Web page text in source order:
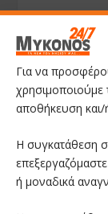
Για να
χρησιμοποιούμε
αποθήκευση
Η συγκατάθεση
ή μοναδικά